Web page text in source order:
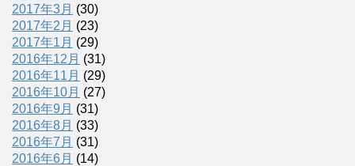
2017年3月 (30)
2017年2月 (23)
2017年1月 (29)
2016年12月 (31)
2016年11月 (29)
2016年10月 (27)
2016年9月 (31)
2016年8月 (33)
2016年7月 (31)
2016年6月 (14)